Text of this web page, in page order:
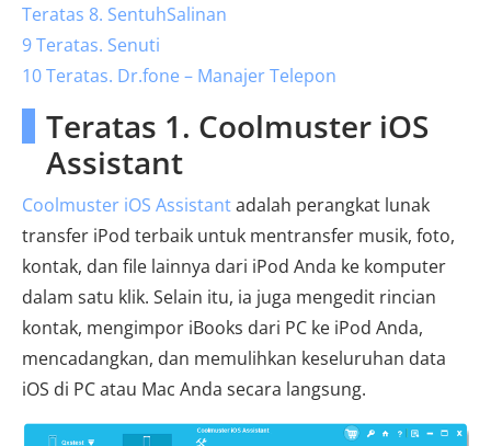
Teratas 8. SentuhSalinan
9 Teratas. Senuti
10 Teratas. Dr.fone – Manajer Telepon
Teratas 1. Coolmuster iOS
Assistant
Coolmuster iOS Assistantadalah perangkat lunak
transfer iPod terbaik untuk mentransfer musik, foto,
kontak, dan file lainnya dari iPod Anda ke komputer
dalam satu klik. Selain itu, ia juga mengedit rincian
kontak, mengimpor iBooks dari PC ke iPod Anda,
mencadangkan, dan memulihkan keseluruhan data
iOS di PC atau Mac Anda secara langsung.